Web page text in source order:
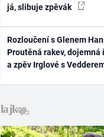
já, slibuje zpěvák
Rozloučení s Glenem
Proutěná rakev, dojemná
a zpěv Irglové s